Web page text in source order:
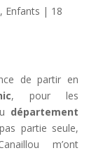
, Enfants | 18
de partir en
, pour les
département
partie seule,
m’ont